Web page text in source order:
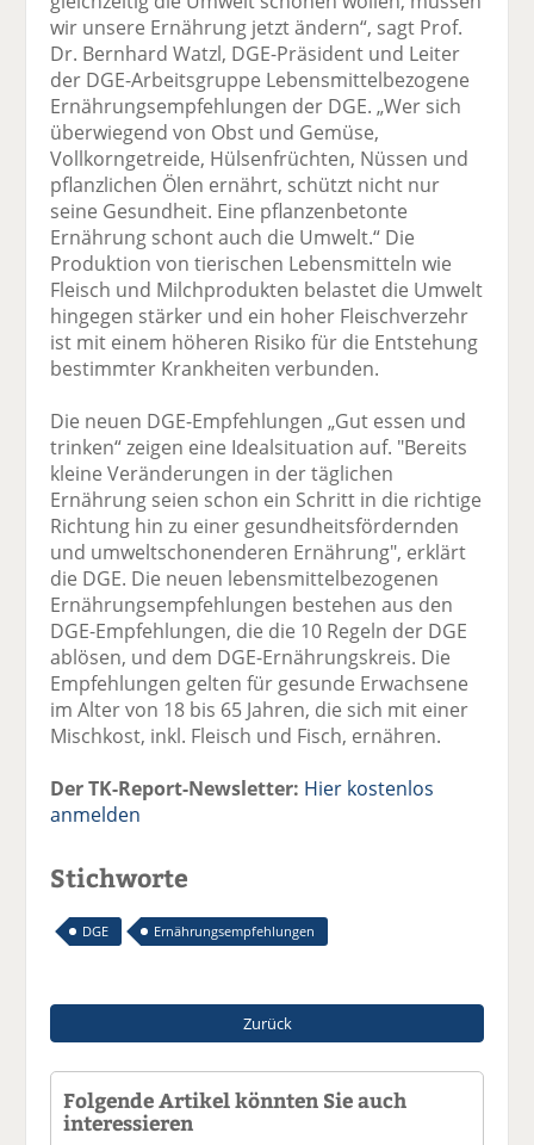
wir unsere Ernährung jetzt ändern“, sagt Prof.
Dr. Bernhard Watzl, DGE-Präsident und Leiter
der DGE-Arbeitsgruppe Lebensmittelbezogene
Ernährungsempfehlungen der DGE. „Wer sich
überwiegend von Obst und Gemüse,
Vollkorngetreide, Hülsenfrüchten, Nüssen und
pflanzlichen Ölen ernährt, schützt nicht nur
seine Gesundheit. Eine pflanzenbetonte
Ernährung schont auch die Umwelt.“ Die
Produktion von tierischen Lebensmitteln wie
Fleisch und Milchprodukten belastet die Umwelt
hingegen stärker und ein hoher Fleischverzehr
ist mit einem höheren Risiko für die Entstehung
bestimmter Krankheiten verbunden.
Die neuen DGE-Empfehlungen „Gut essen und
trinken“ zeigen eine Idealsituation auf. "Bereits
kleine Veränderungen in der täglichen
Ernährung seien schon ein Schritt in die richtige
Richtung hin zu einer gesundheitsfördernden
und umweltschonenderen Ernährung", erklärt
die DGE. Die neuen lebensmittelbezogenen
Ernährungsempfehlungen bestehen aus den
DGE-Empfehlungen, die die 10 Regeln der DGE
ablösen, und dem DGE-Ernährungskreis. Die
Empfehlungen gelten für gesunde Erwachsene
im Alter von 18 bis 65 Jahren, die sich mit einer
Mischkost, inkl. Fleisch und Fisch, ernähren.
Der TK-Report-Newsletter: Hier kostenlos
anmelden
Stichworte
DGE Ernährungsempfehlungen
Zurück
Folgende Artikel könnten Sie auch
interessieren